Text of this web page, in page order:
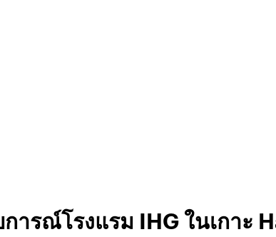
ารณ์โรงแรม IHG ในเกาะ